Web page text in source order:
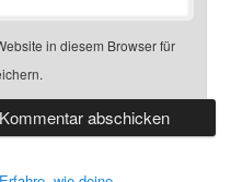
in diesem Browser für